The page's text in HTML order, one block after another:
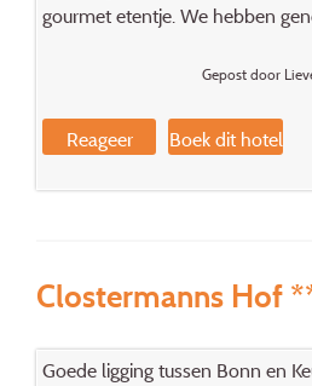
gourmet etentje. We hebben
Gepost door
Reageer Boek dit hotel
Clostermanns Hof
Goede ligging tussen Bonn en